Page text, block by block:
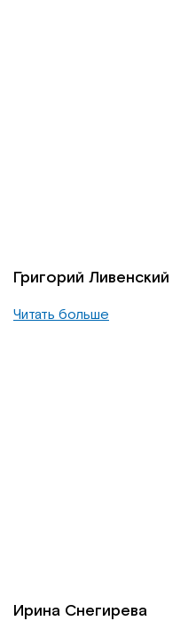
Григорий Ливенский
Читать больше
Ирина Снегирева